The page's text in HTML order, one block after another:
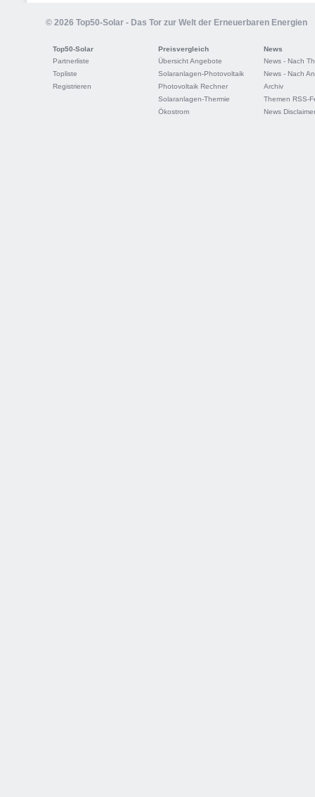
© 2026 Top50-Solar - Das Tor zur Welt der Erneuerbaren Energien
Top50-Solar
Partnerliste
Topliste
Registrieren
Preisvergleich
Übersicht Angebote
Solaranlagen-Photovoltaik
Photovoltaik Rechner
Solaranlagen-Thermie
Ökostrom
News
News - Nach
News - Nach
Archiv
Themen RSS-
News Disclaimer